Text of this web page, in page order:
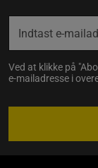
Ved at klikke på
e-mailadresse i